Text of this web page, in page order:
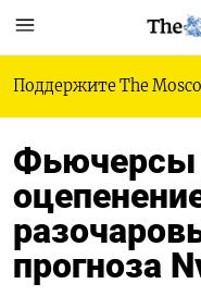
Поддержите The
Фьючерсы
прогноза